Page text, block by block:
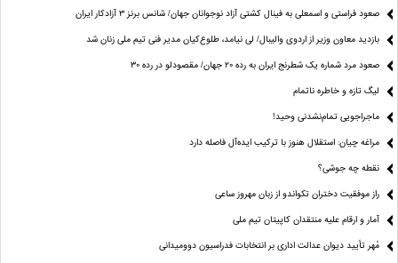
صعود فراستی و اسمعلی به فینال کشتی آزاد نوجوانان جهان/ شانس برنز ۳ آزادکار ایران
بازدید معاون وزیر از اردوی والیبال/ لی نیامد، طلوع‌کیان مدیر فنی تیم ملی زنان شد
صعود مرد شماره یک شطرنج ایران به رده ۲۰ جهان/ مقصودلو در رده ۳۰
لیگ تازه و خاطره ناتمام
ماجراجویی تمام‌نشدنی وحید!
مراغه چیان: استقلال هنوز با ترکیب ایده‌آل فاصله دارد
نقطه چه جوشی؟
راز موفقیت دختران تکواندو از زبان مهروز ساعی
آمار و ارقام علیه منتقدان کاپیتان تیم ملی
مُهر تأیید دیوان عدالت اداری بر انتخابات فدراسیون دوومیدانی